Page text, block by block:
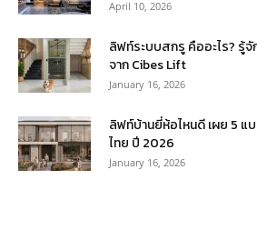
April 10, 2026
ลิฟท์ระบบสกรู คืออะไร? รู้
จาก Cibes Lift
January 16, 2026
ลิฟท์บ้านยี่ห้อไหนดี เผย 5
ไทย ปี 2026
January 16, 2026